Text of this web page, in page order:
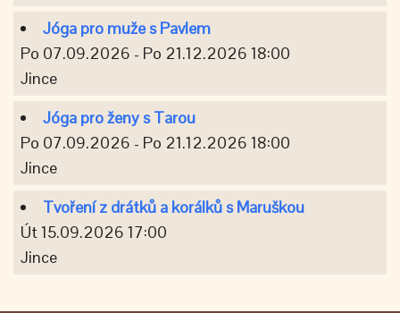
Jóga pro muže s Pavlem
Po 07.09.2026 - Po 21.12.2026 18:00
Jince
Jóga pro ženy s Tarou
Po 07.09.2026 - Po 21.12.2026 18:00
Jince
Tvoření z drátků a korálků s Maruškou
Út 15.09.2026 17:00
Jince